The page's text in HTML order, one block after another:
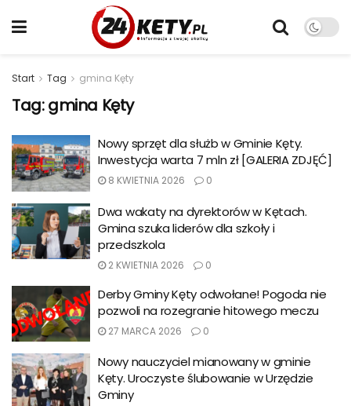
Start Tag gmina Kęty
Tag:gmina Kęty
Nowy sprzęt dla służb w Gminie Kęty.
Inwestycja warta 7 mln zł [GALERIA ZDJĘĆ]
8 KWIETNIA 2026 0
Dwa wakaty na dyrektorów w Kętach.
Gmina szuka liderów dla szkoły i
przedszkola
2 KWIETNIA 2026 0
Derby Gminy Kęty odwołane! Pogoda nie
pozwoli na rozegranie hitowego meczu
27 MARCA 2026 0
Nowy nauczyciel mianowany w gminie
Kęty. Uroczyste ślubowanie w Urzędzie
Gminy